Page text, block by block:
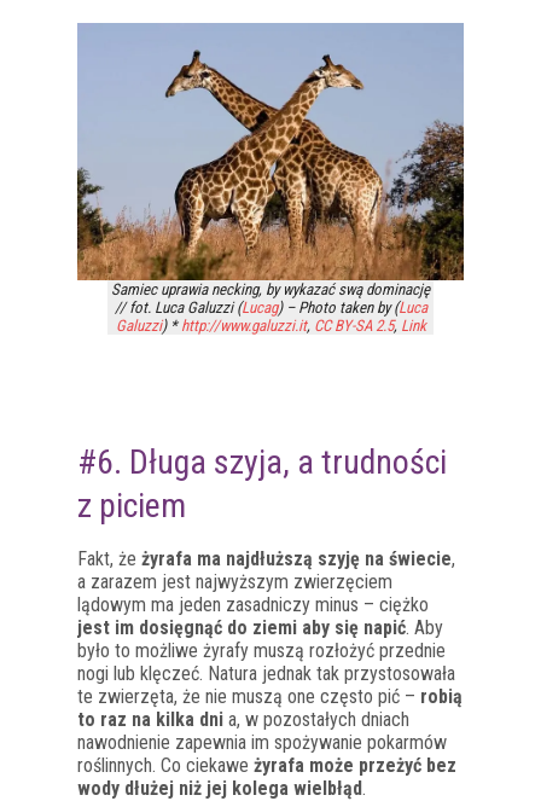
Samiec uprawia necking, by wykazać swą dominację
// fot. Luca Galuzzi (Lucag) – Photo taken by (Luca
Galuzzi) * http://www.galuzzi.it, CC BY-SA 2.5, Link
#6. Długa szyja, a trudności
z piciem
Fakt, że żyrafa ma najdłuższą szyję na świecie,
a zarazem jest najwyższym zwierzęciem
lądowym ma jeden zasadniczy minus – ciężko
jest im dosięgnąć do ziemi aby się napić. Aby
było to możliwe żyrafy muszą rozłożyć przednie
nogi lub klęczeć. Natura jednak tak przystosowała
te zwierzęta, że nie muszą one często pić – robią
to raz na kilka dni a, w pozostałych dniach
nawodnienie zapewnia im spożywanie pokarmów
roślinnych. Co ciekawe żyrafa może przeżyć bez
wody dłużej niż jej kolega wielbłąd.